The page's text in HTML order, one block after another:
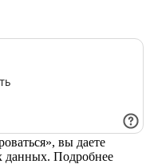
вы даете
данных. Подробнее